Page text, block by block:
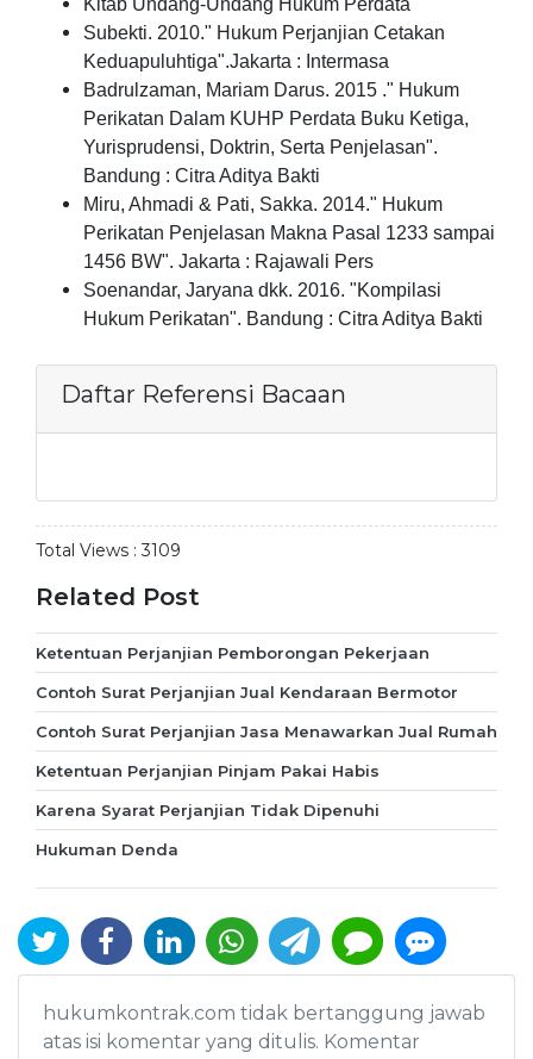
Kitab Undang-Undang Hukum Perdata
Subekti. 2010." Hukum Perjanjian Cetakan
Keduapuluhtiga".Jakarta : Intermasa
Badrulzaman, Mariam Darus. 2015 ." Hukum
Perikatan Dalam KUHP Perdata Buku Ketiga,
Yurisprudensi, Doktrin, Serta Penjelasan".
Bandung : Citra Aditya Bakti
Miru, Ahmadi & Pati, Sakka. 2014." Hukum
Perikatan Penjelasan Makna Pasal 1233 sampai
1456 BW". Jakarta : Rajawali Pers
Soenandar, Jaryana dkk. 2016. "Kompilasi
Hukum Perikatan". Bandung : Citra Aditya Bakti
Daftar Referensi Bacaan
Total Views :3109
Related Post
Ketentuan Perjanjian Pemborongan Pekerjaan
Contoh Surat Perjanjian Jual Kendaraan Bermotor
Contoh Surat Perjanjian Jasa Menawarkan Jual Rumah
Ketentuan Perjanjian Pinjam Pakai Habis
Karena Syarat Perjanjian Tidak Dipenuhi
Hukuman Denda
hukumkontrak.com tidak bertanggung jawab
atas isi komentar yang ditulis. Komentar